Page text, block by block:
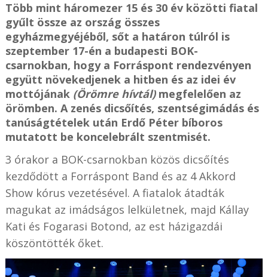
Több mint háromezer 15 és 30 év közötti fiatal
gyűlt össze az ország összes
egyházmegyéjéből, sőt a határon túlról is
szeptember 17-én a budapesti BOK-
csarnokban, hogy a Forráspont rendezvényen
együtt növekedjenek a hitben és az idei év
mottójának (Örömre hívtál)megfelelően az
örömben. A zenés dicsőítés, szentségimádás és
tanúságtételek után Erdő Péter bíboros
mutatott be koncelebrált szentmisét.
3 órakor a BOK-csarnokban közös dicsőítés
kezdődött a Forráspont Band és az 4 Akkord
Show kórus vezetésével. A fiatalok átadták
magukat az imádságos lelkületnek, majd Kállay
Kati és Fogarasi Botond, az est házigazdái
köszöntötték őket.